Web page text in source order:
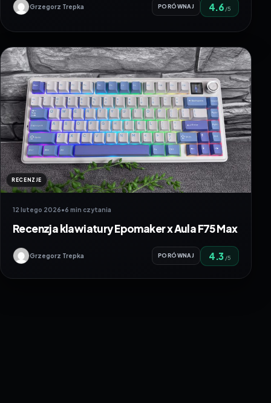
Grzegorz Trepka PORÓWNAJ 4.6 /5
RECENZJE
12 lutego 2026•6 min czytania
Recenzja klawiatury Epomaker x Aula F75 Max
Grzegorz Trepka PORÓWNAJ 4.3 /5